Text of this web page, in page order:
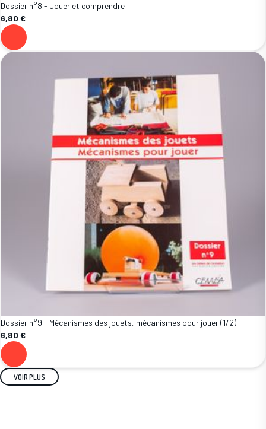
Dossier n°8 - Jouer et comprendre
6,80 €
Dossier n°9 - Mécanismes des jouets, mécanismes pour jouer (1/2)
6,80 €
VOIR PLUS